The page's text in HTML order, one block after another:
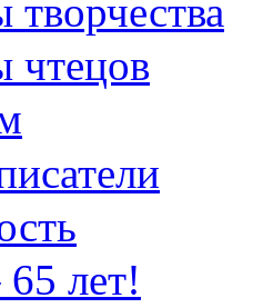
чтецов
лет!